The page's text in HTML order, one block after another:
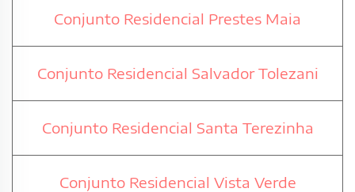
Conjunto Residencial Prestes Maia
Conjunto Residencial Salvador Tolezani
Conjunto Residencial Santa Terezinha
Conjunto Residencial Vista Verde